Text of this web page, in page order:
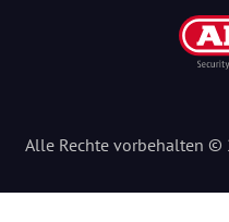
Alle Rechte vorbehalten